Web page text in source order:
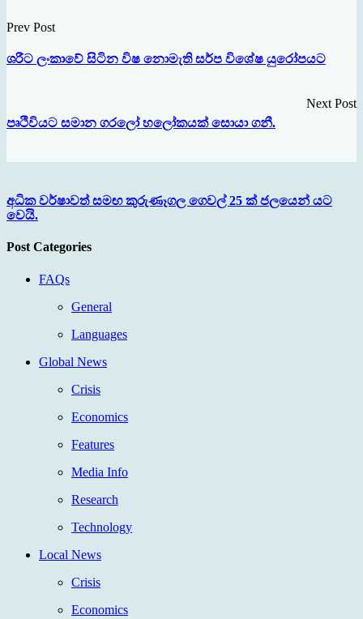
Prev Post
ශරීට ලංකාවේ සිටින විෂ නොමැති සර්ප විශේෂ යුරෝපයට
Next Post
පෘථිවියට සමාන ගරලෝ හලෝකයක් සොයා ගනී.
අධික වර්ෂාවත් සමඟ කුරුණෑගල ගෙවල් 25 ක් ජලයෙන් යට
වෙයි.
Post Categories
FAQs
General
Languages
Global News
Crisis
Economics
Features
Media Info
Research
Technology
Local News
Crisis
Economics